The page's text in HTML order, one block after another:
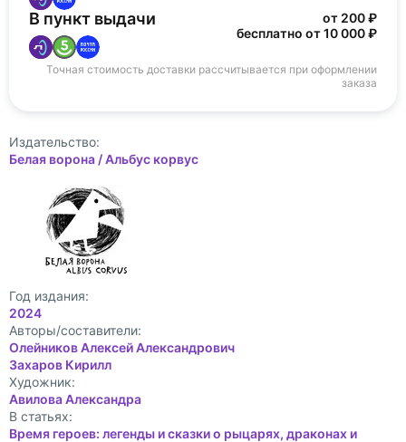
В пункт выдачи
от 200 ₽
бесплатно от 10 000 ₽
Точная стоимость доставки рассчитывается при оформлении
заказа
Издательство:
Белая ворона / Альбус корвус
Год издания:
2024
Авторы/составители:
Олейников Алексей Александрович
Захаров Кирилл
Художник:
Авилова Александра
В статьях:
Время героев: легенды и сказки о рыцарях, драконах и